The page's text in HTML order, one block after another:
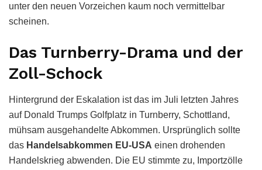
unter den neuen Vorzeichen kaum noch vermittelbar
scheinen.
Das Turnberry-Drama und der
Zoll-Schock
Hintergrund der Eskalation ist das im Juli letzten Jahres
auf Donald Trumps Golfplatz in Turnberry, Schottland,
mühsam ausgehandelte Abkommen. Ursprünglich sollte
das Handelsabkommen EU-USA einen drohenden
Handelskrieg abwenden. Die EU stimmte zu, Importzölle